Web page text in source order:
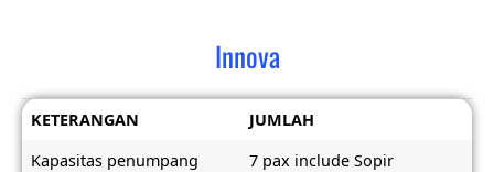
Innova
KETERANGAN
JUMLAH
Kapasitas penumpang
7 pax include Sopir